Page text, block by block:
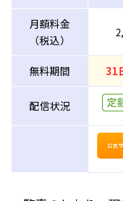
月額料金
（税込）
無料期間 31
配信状況
公式